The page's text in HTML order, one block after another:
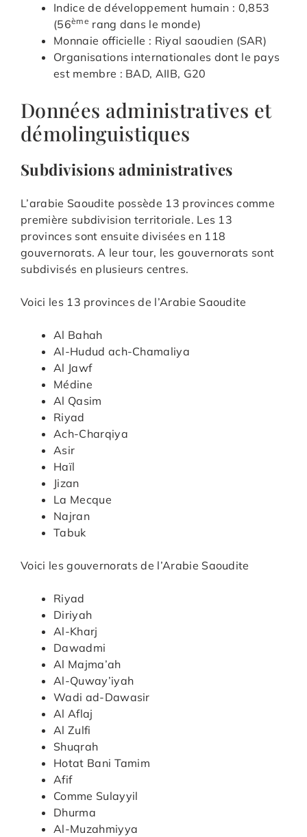
Indice de développement humain : 0,853
(56ème rang dans le monde)
Monnaie officielle : Riyal saoudien (SAR)
Organisations internationales dont le pays
est membre : BAD, AIIB, G20
Données administratives et
démolinguistiques
Subdivisions administratives
L’arabie Saoudite possède 13 provinces comme
première subdivision territoriale. Les 13
provinces sont ensuite divisées en 118
gouvernorats. A leur tour, les gouvernorats sont
subdivisés en plusieurs centres.
Voici les 13 provinces de l’Arabie Saoudite
Al Bahah
Al-Hudud ach-Chamaliya
Al Jawf
Médine
Al Qasim
Riyad
Ach-Charqiya
Asir
Haïl
Jizan
La Mecque
Najran
Tabuk
Voici les gouvernorats de l’Arabie Saoudite
Riyad
Diriyah
Al-Kharj
Dawadmi
Al Majma’ah
Al-Quway’iyah
Wadi ad-Dawasir
Al Aflaj
Al Zulfi
Shuqrah
Hotat Bani Tamim
Afif
Comme Sulayyil
Dhurma
Al-Muzahmiyya